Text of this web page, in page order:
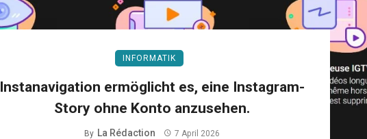
INFORMATIK
Instanavigation ermöglicht es, eine Instagram-
Story ohne Konto anzusehen.
By La Rédaction 7 April 2026